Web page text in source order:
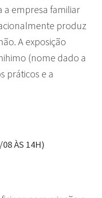
a empresa familiar
produz
A exposição
(nome dado a
práticos e a
ÀS 14H)